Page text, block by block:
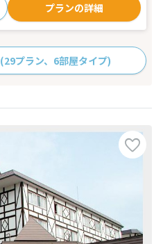
プランの詳細
(29プラン、6部屋タイプ)